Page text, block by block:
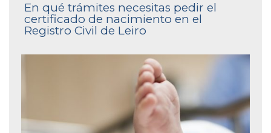
En qué trámites necesitas pedir el
certificado de nacimiento en el
Registro Civil de Leiro